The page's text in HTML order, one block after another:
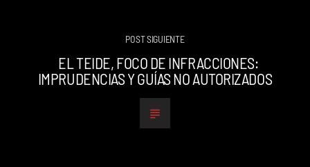
POST SIGUIENTE
EL TEIDE, FOCO DE INFRACCIONES:
IMPRUDENCIAS Y GUÍAS NO AUTORIZADOS